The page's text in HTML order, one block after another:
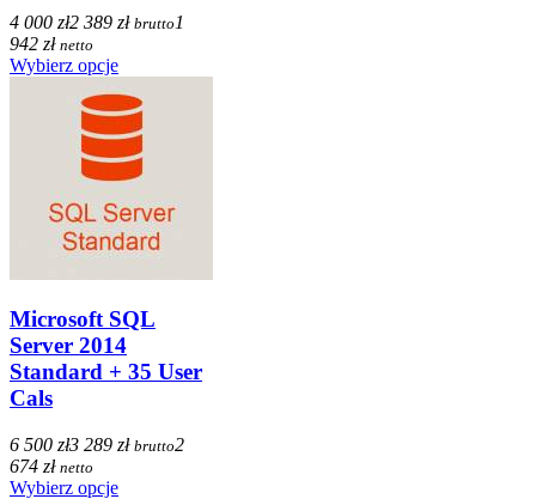
4 000 zł2 389 zł brutto 1
942 zł netto
Wybierz opcje
Microsoft SQL
Server 2014
Standard + 35 User
Cals
6 500 zł3 289 zł brutto2
674 zł netto
Wybierz opcje